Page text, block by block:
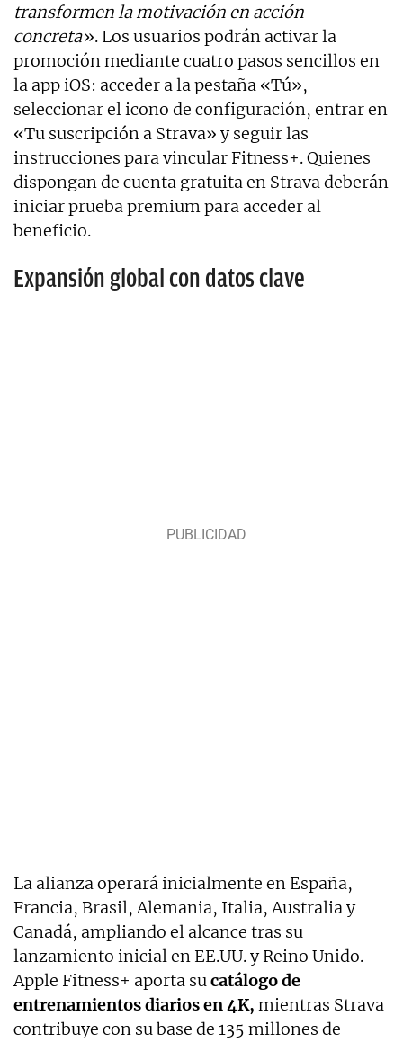
transformen la motivación en acción
concreta». Los usuarios podrán activar la
promoción mediante cuatro pasos sencillos en
la app iOS: acceder a la pestaña «Tú»,
seleccionar el icono de configuración, entrar en
«Tu suscripción a Strava» y seguir las
instrucciones para vincular Fitness+. Quienes
dispongan de cuenta gratuita en Strava deberán
iniciar prueba premium para acceder al
beneficio.
Expansión global con datos clave
La alianza operará inicialmente en España,
Francia, Brasil, Alemania, Italia, Australia y
Canadá, ampliando el alcance tras su
lanzamiento inicial en EE.UU. y Reino Unido.
Apple Fitness+ aporta sucatálogo de
entrenamientos diarios en 4K, mientras Strava
contribuye con su base de 135 millones de